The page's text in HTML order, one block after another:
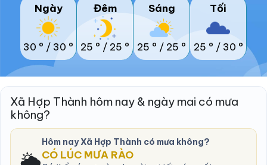
Ngày
30 ° / 30 °
Đêm
25 ° / 25 °
Sáng
25 ° / 25 °
Tối
25 ° / 30 °
Xã Hợp Thành hôm nay & ngày mai có mưa
không?
Hôm nay Xã Hợp Thành có mưa không?
CÓ LÚC MƯA RÀO